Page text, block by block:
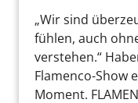
„Wir sind
fühlen, auch
verstehen.“
Flamenco-Show
Moment.